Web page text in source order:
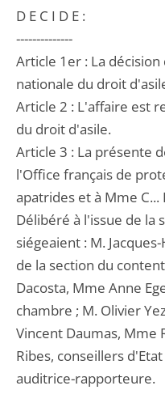
D E C I D E :
--------------
Article 1er : La
nationale du droit
Article 2 : L'affaire est
du droit d'asile.
Article 3 : La présente
l'Office français de
apatrides et à Mme C...
Délibéré à l'issue de la
siégeaient : M.
de la section du
Dacosta, Mme Anne
chambre ; M. Olivier
Vincent Daumas, Mme
Ribes, conseillers
auditrice-rapporteure.